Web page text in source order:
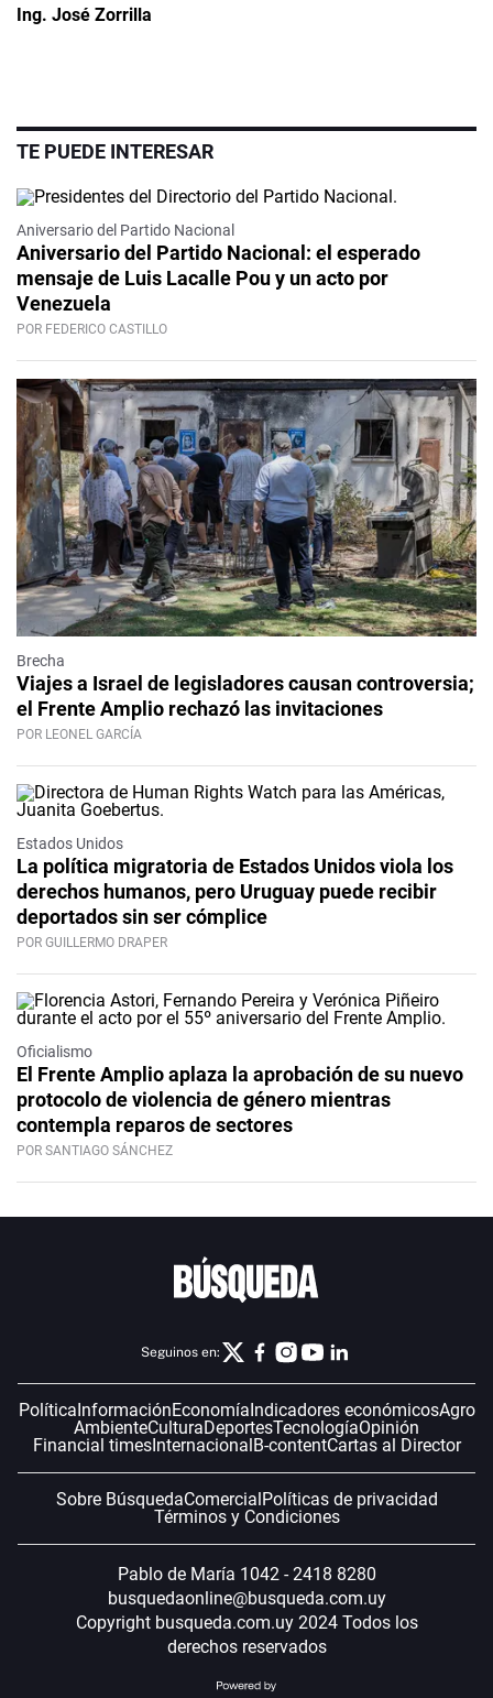
Ing. José Zorrilla
TE PUEDE INTERESAR
Aniversario del Partido Nacional
Aniversario del Partido Nacional: el esperado
mensaje de Luis Lacalle Pou y un acto por
Venezuela
POR FEDERICO CASTILLO
Brecha
Viajes a Israel de legisladores causan controversia;
el Frente Amplio rechazó las invitaciones
POR LEONEL GARCÍA
Estados Unidos
La política migratoria de Estados Unidos viola los
derechos humanos, pero Uruguay puede recibir
deportados sin ser cómplice
POR GUILLERMO DRAPER
Oficialismo
El Frente Amplio aplaza la aprobación de su nuevo
protocolo de violencia de género mientras
contempla reparos de sectores
POR SANTIAGO SÁNCHEZ
Seguinos en:
PolíticaInformaciónEconomíaIndicadores económicosAgro
AmbienteCulturaDeportesTecnologíaOpinión
Financial timesInternacionalB-contentCartas al Director
Sobre BúsquedaComercialPolíticas de privacidad
Términos y Condiciones
Pablo de María 1042 - 2418 8280
busquedaonline@busqueda.com.uy
Copyright busqueda.com.uy 2024 Todos los
derechos reservados